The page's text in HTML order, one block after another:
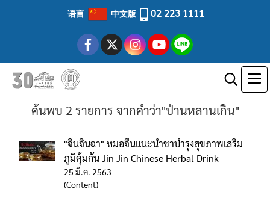
语言 中文版 02 223 1111
ค้นพบ 2 รายการ จากคำว่า"ป่านหลานเกิน"
"จินจินฉา" หมอจีนแนะนำชาบำรุงสุขภาพเสริม
ภูมิคุ้มกัน Jin Jin Chinese Herbal Drink
25 มี.ค. 2563
(Content)